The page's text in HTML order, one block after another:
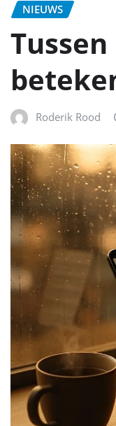
NIEUWS
Roderik Rood